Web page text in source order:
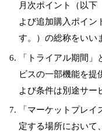
月次ポイント（以下
よび追加購入ポイン
す。）の総称をいい
「トライアル期間
ビスの一部機能を提
よび条件は別途サー
「マーケットプレ
定する場所において